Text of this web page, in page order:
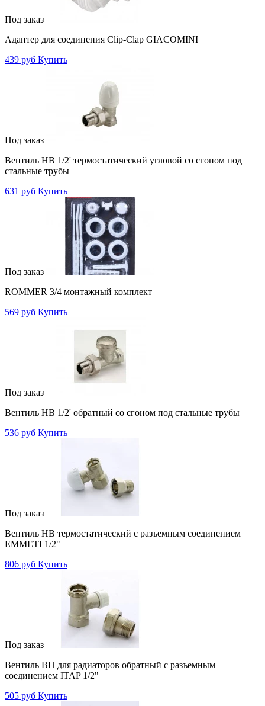
Под заказ
Адаптер для соединения Clip-Clap GIACOMINI
439 руб Купить
Под заказ
Вентиль НВ 1/2' термостатический угловой со сгоном под
стальные трубы
631 руб Купить
Под заказ
ROMMER 3/4 монтажный комплект
569 руб Купить
Под заказ
Вентиль НВ 1/2' обратный со сгоном под стальные трубы
536 руб Купить
Под заказ
Вентиль НВ термостатический с разъемным соединением
EMMETI 1/2"
806 руб Купить
Под заказ
Вентиль ВН для радиаторов обратный с разъемным
соединением ITAP 1/2"
505 руб Купить